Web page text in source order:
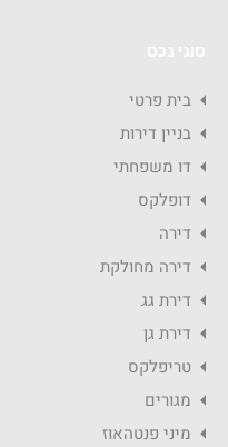
בית פרטי
בניין דירות
דו משפחתי
דופלקס
דירה
דירה מחולקת
דירת גג
דירת גן
טריפלקס
מגורים
מיני פנטהאוז